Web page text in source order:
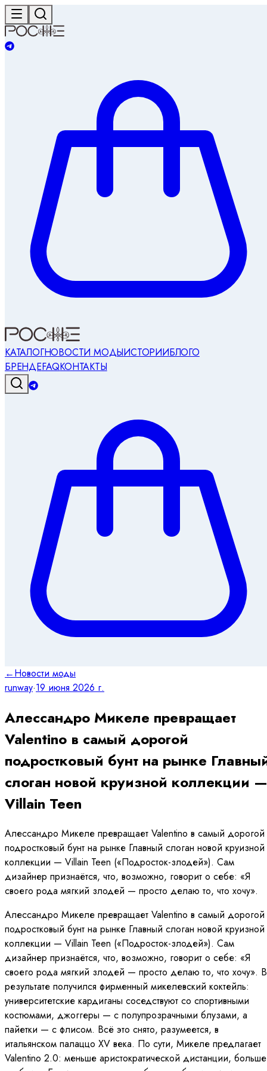
КАТАЛОГНОВОСТИ МОДЫИСТОРИИБЛОГО
БРЕНДЕFAQКОНТАКТЫ
←Новости моды
runway·19 июня 2026 г.
Алессандро Микеле превращает
Valentino в самый дорогой
подростковый бунт на рынке
слоган новой круизной коллекции —
Villain Teen
Алессандро Микеле превращает Valentino в самый дорогой
подростковый бунт на рынке Главный слоган новой круизной
коллекции — Villain Teen («Подросток-злодей»). Сам
дизайнер признаётся, что, возможно, говорит о себе: «Я
своего рода мягкий злодей — просто делаю то, что хочу».
Алессандро Микеле превращает Valentino в самый дорогой
подростковый бунт на рынке Главный слоган новой круизной
коллекции — Villain Teen («Подросток-злодей»). Сам
дизайнер признаётся, что, возможно, говорит о себе: «Я
своего рода мягкий злодей — просто делаю то, что хочу». В
результате получился фирменный микелевский коктейль:
университетские кардиганы соседствуют со спортивными
костюмами, джоггеры — с полупрозрачными блузами, а
пайетки — с флисом. Всё это снято, разумеется, в
итальянском палаццо XV века. По сути, Микеле предлагает
Valentino 2.0: меньше аристократической дистанции, больше